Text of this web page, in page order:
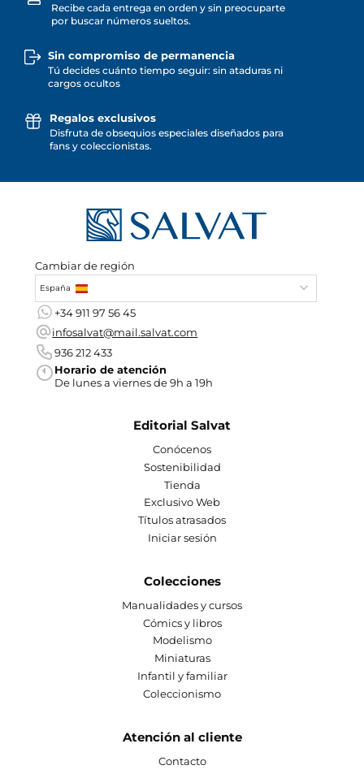
Recibe cada entrega en orden y sin preocuparte
por buscar números sueltos.
Sin compromiso de permanencia
Tú decides cuánto tiempo seguir: sin ataduras ni
cargos ocultos
Regalos exclusivos
Disfruta de obsequios especiales diseñados para
fans y coleccionistas.
Cambiar de región
España
+34 911 97 56 45
infosalvat@mail.salvat.com
936 212 433
Horario de atención
De lunes a viernes de 9h a 19h
Editorial Salvat
Conócenos
Sostenibilidad
Tienda
Exclusivo Web
Títulos atrasados
Iniciar sesión
Colecciones
Manualidades y cursos
Cómics y libros
Modelismo
Miniaturas
Infantil y familiar
Coleccionismo
Atención al cliente
Contacto